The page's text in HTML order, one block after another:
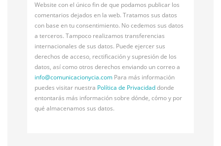
Website con el único fin de que podamos publicar los
comentarios dejados en la web. Tratamos sus datos
con base en tu consentimiento. No cedemos sus datos
a terceros. Tampoco realizamos transferencias
internacionales de sus datos. Puede ejercer sus
derechos de acceso, rectificación y supresión de los
datos, así como otros derechos enviando un correo a
info@comunicacionycia.com Para más información
puedes visitar nuestra Política de Privacidaddonde
entontarás más información sobre dónde, cómo y por
qué almacenamos sus datos.